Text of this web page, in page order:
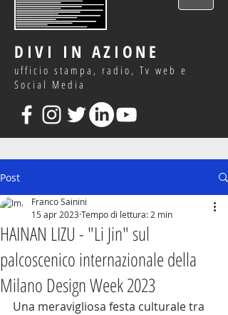
DIVI IN AZIONE
ufficio stampa, radio, Tv web e
Social Media
Post
HAINAN LIZU - "Li Jin" sul
palcoscenico internazionale della
Milano Design Week 2023
Franco Sainini
15 apr 2023 Tempo di lettura: 2 min
Una meravigliosa festa culturale tra